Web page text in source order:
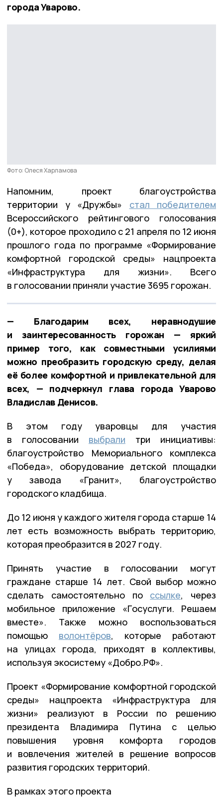
города Уварово.
Фото: Олеся Харламова
Напомним, проект благоустройства
территории у «Дружбы» стал победителем
Всероссийского рейтингового голосования
(0+), которое проходило с 21 апреля по 12 июня
прошлого года по программе «Формирование
комфортной городской среды» нацпроекта
«Инфраструктура для жизни». Всего
в голосовании приняли участие 3695 горожан.
— Благодарим всех, неравнодушие
и заинтересованность горожан — яркий
пример того, как совместными усилиями
можно преобразить городскую среду, делая
её более комфортной и привлекательной для
всех, — подчеркнул глава города Уварово
Владислав Денисов.
В этом году уваровцы для участия
в голосовании выбрали три инициативы:
благоустройство Мемориального комплекса
«Победа», оборудование детской площадки
у завода «Гранит», благоустройство
городского кладбища.
До 12 июня у каждого жителя города старше 14
лет есть возможность выбрать территорию,
которая преобразится в 2027 году.
Принять участие в голосовании могут
граждане старше 14 лет. Свой выбор можно
сделать самостоятельно по ссылке, через
мобильное приложение «Госуслуги. Решаем
вместе». Также можно воспользоваться
помощью волонтёров, которые работают
на улицах города, приходят в коллективы,
используя экосистему «Добро.РФ».
Проект «Формирование комфортной городской
среды» нацпроекта «Инфраструктура для
жизни» реализуют в России по решению
президента Владимира Путина с целью
повышения уровня комфорта городов
и вовлечения жителей в решение вопросов
развития городских территорий.
В рамках этого проекта